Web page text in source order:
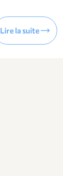
Lire la suitetrending_flat